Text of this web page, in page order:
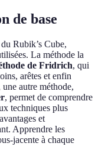
de base
Rubik’s Cube,
La méthode la
de Fridrich, qui
arêtes et enfin
autre méthode,
, permet de comprendre
techniques plus
et
Apprendre les
jacente à chaque